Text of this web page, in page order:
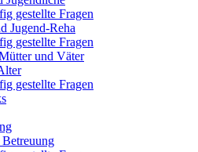
gestellte Fragen
Jugend-Reha
gestellte Fragen
und Väter
gestellte Fragen